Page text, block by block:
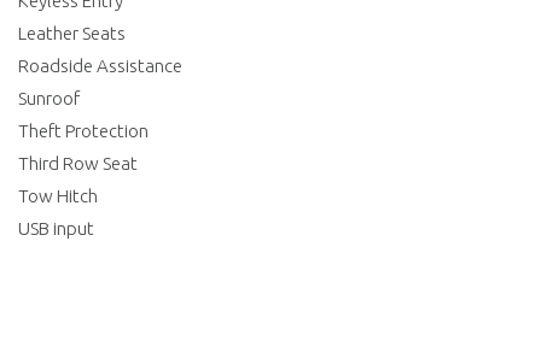
Leather Seats
Roadside Assistance
Sunroof
Theft Protection
Third Row Seat
Tow Hitch
USB input